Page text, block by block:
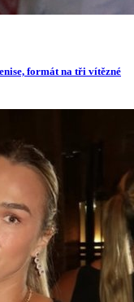
formát na tři vítězné